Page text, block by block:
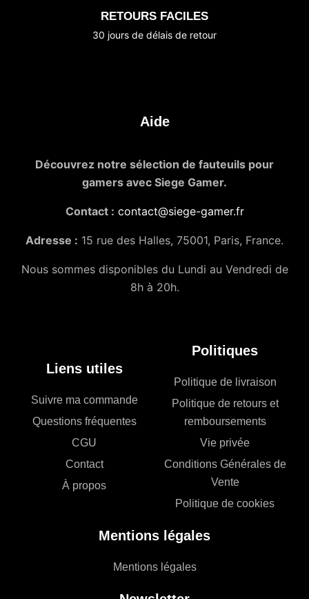
RETOURS FACILES
30 jours de délais de retour
Aide
Découvrez notre sélection de fauteuils pour
gamers avec Siege Gamer.
Contact : contact@siege-gamer.fr
Adresse : 15 rue des Halles, 75001, Paris, France.
Nous sommes disponibles du Lundi au Vendredi de
8h à 20h.
Liens utiles
Suivre ma commande
Questions fréquentes
CGU
Contact
À propos
Politiques
Politique de livraison
Politique de retours et
remboursements
Vie privée
Conditions Générales de
Vente
Politique de cookies
Mentions légales
Mentions légales